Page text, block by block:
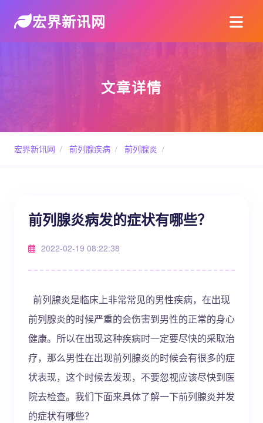
宏界新讯网
文章详情
宏界新讯网 / 前列腺疾病 / 前列腺炎 /
前列腺炎病发的症状有哪些？
2022-02-19 08:22:38
前列腺炎是临床上非常常见的男性疾病，在出现
前列腺炎的时候严重的会伤害到男性的正常的身心
健康。所以在出现这种疾病时一定要尽快的采取治
疗，那么男性在出现前列腺炎的时候会有很多的症
状表现，这个时候去发现，不要忽视应该尽快到医
院去检查。我们下面来具体了解一下前列腺炎并发
的症状有哪些？